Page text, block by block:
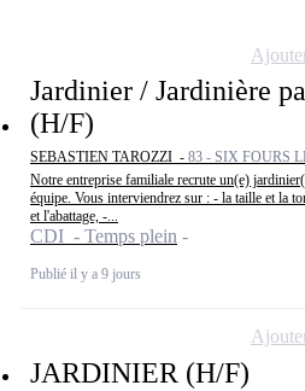
Jardinier / Jardinière
(H/F)
SEBASTIEN TAROZZI - 83 - SIX FOURS
Notre entreprise familiale recrute un(e)
équipe. Vous interviendrez sur : - la taille et la
et l'abattage, -...
CDI - Temps plein
Publié il y a 9 jours
JARDINIER (H/F)